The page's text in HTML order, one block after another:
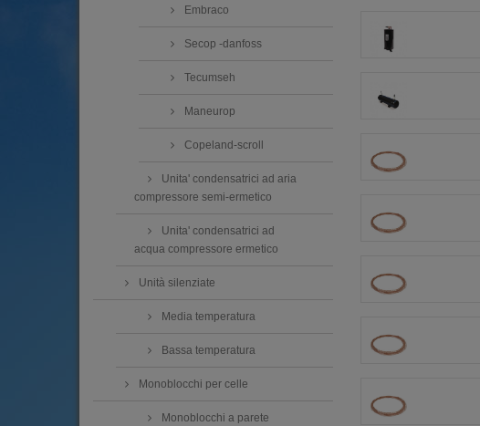
Embraco
Secop -danfoss
Tecumseh
Maneurop
Copeland-scroll
Unita' condensatrici ad aria
compressore semi-ermetico
Unita' condensatrici ad
acqua compressore ermetico
Unità silenziate
Media temperatura
Bassa temperatura
Monoblocchi per celle
Monoblocchi a parete